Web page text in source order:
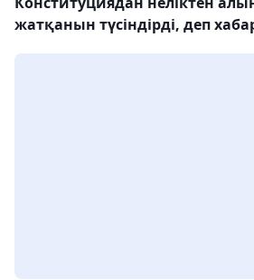
жатқанын түсіндірді, деп